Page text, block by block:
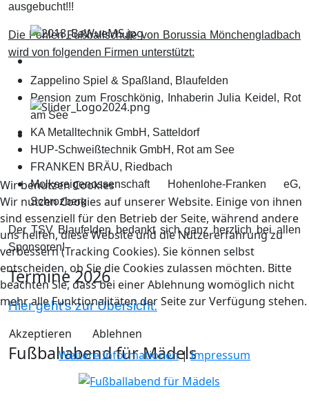
ausgebucht!!!
Die Fohlen Fußballschule von Borussia Mönchengladbach
wird von folgenden Firmen unterstützt:
Zappelino Spiel & Spaßland, Blaufelden
Pension zum Froschkönig, Inhaberin Julia Keidel, Rot
am See
KA Metalltechnik GmbH, Satteldorf
HUP-Schweißtechnik GmbH, Rot am See
FRANKEN BRÄU, Riedbach
Molkereigenossenschaft Hohenlohe-Franken eG,
Schrozberg
Der TSV Blaufelden bedankt sich ganz herzlich bei allen
Sponsoren!
Termine 2026
Hier geht's zur Übersicht.
Fußballabend für Mädels
Wir benutzen Cookies
Wir nutzen Cookies auf unserer Website. Einige von ihnen
sind essenziell für den Betrieb der Seite, während andere
uns helfen, diese Website und die Nutzererfahrung zu
verbessern (Tracking Cookies). Sie können selbst
entscheiden, ob Sie die Cookies zulassen möchten. Bitte
beachten Sie, dass bei einer Ablehnung womöglich nicht
mehr alle Funktionalitäten der Seite zur Verfügung stehen.
Akzeptieren
Ablehnen
Weitere Informationen|Impressum